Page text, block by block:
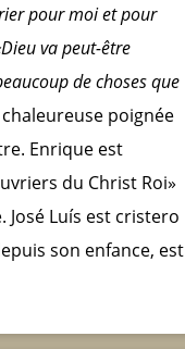
pour moi et pour
va peut-être
de choses que
poignée
Enrique est
du Christ Roi»
Luís est cristero
son enfance, est